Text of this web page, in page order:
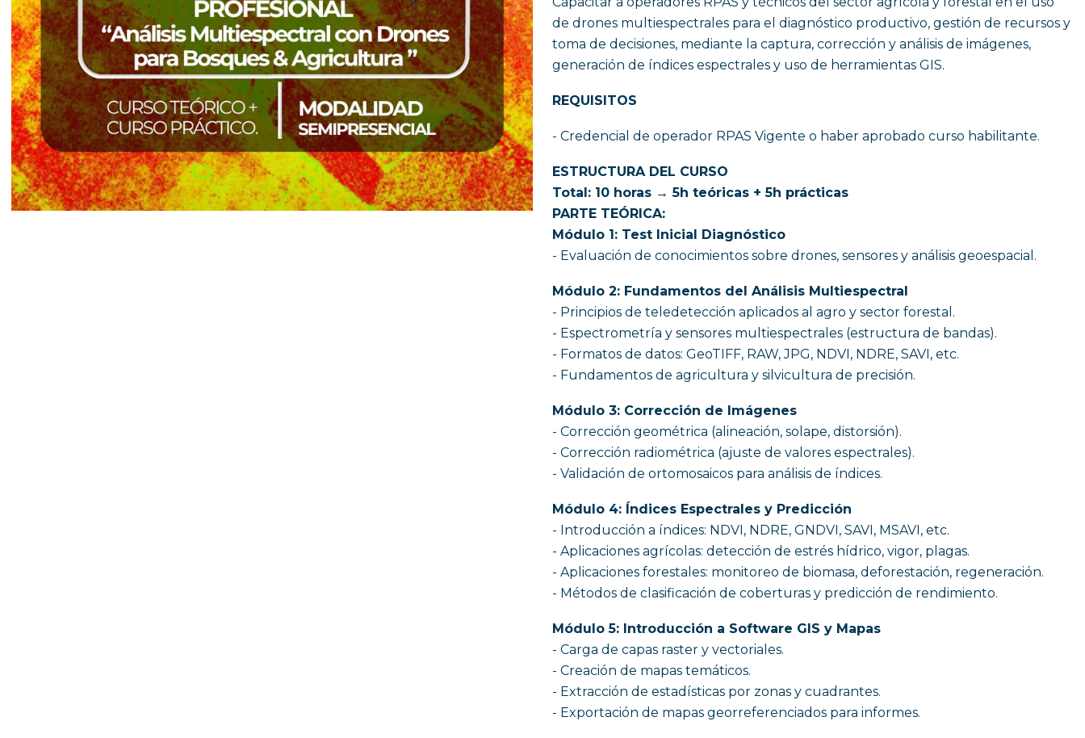
de drones multiespectrales para el diagnóstico productivo, gestión de recursos y
toma de decisiones, mediante la captura, corrección y análisis de imágenes,
generación de índices espectrales y uso de herramientas GIS.
REQUISITOS
- Credencial de operador RPAS Vigente o haber aprobado curso habilitante.
ESTRUCTURA DEL CURSO
Total: 10 horas → 5h teóricas + 5h prácticas
PARTE TEÓRICA:
Módulo 1: Test Inicial Diagnóstico
- Evaluación de conocimientos sobre drones, sensores y análisis geoespacial.
Módulo 2: Fundamentos del Análisis Multiespectral
- Principios de teledetección aplicados al agro y sector forestal.
- Espectrometría y sensores multiespectrales (estructura de bandas).
- Formatos de datos: GeoTIFF, RAW, JPG, NDVI, NDRE, SAVI, etc.
- Fundamentos de agricultura y silvicultura de precisión.
Módulo 3: Corrección de Imágenes
- Corrección geométrica (alineación, solape, distorsión).
- Corrección radiométrica (ajuste de valores espectrales).
- Validación de ortomosaicos para análisis de índices.
Módulo 4: Índices Espectrales y Predicción
- Introducción a índices: NDVI, NDRE, GNDVI, SAVI, MSAVI, etc.
- Aplicaciones agrícolas: detección de estrés hídrico, vigor, plagas.
- Aplicaciones forestales: monitoreo de biomasa, deforestación, regeneración.
- Métodos de clasificación de coberturas y predicción de rendimiento.
Módulo 5: Introducción a Software GIS y Mapas
- Carga de capas raster y vectoriales.
- Creación de mapas temáticos.
- Extracción de estadísticas por zonas y cuadrantes.
- Exportación de mapas georreferenciados para informes.